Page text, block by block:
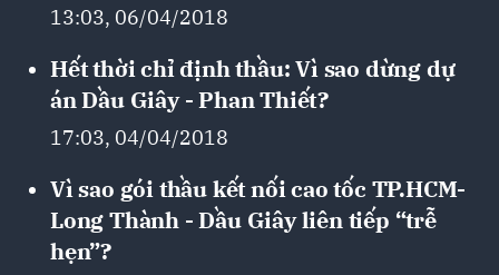
13:03, 06/04/2018
Hết thời chỉ định thầu: Vì sao dừng dự
án Dầu Giây - Phan Thiết?
17:03, 04/04/2018
Vì sao gói thầu kết nối cao tốc TP.HCM-
Long Thành - Dầu Giây liên tiếp “trễ
hẹn”?